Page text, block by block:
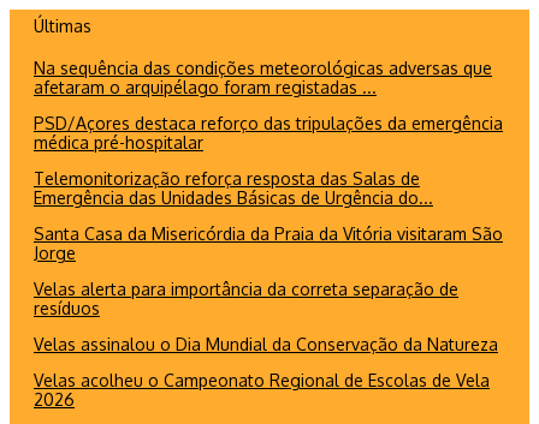
conteúdo
Últimas
Na sequência das condições meteorológicas adversas que
afetaram o arquipélago foram registadas ...
PSD/Açores destaca reforço das tripulações da emergência
médica pré-hospitalar
Telemonitorização reforça resposta das Salas de
Emergência das Unidades Básicas de Urgência do...
Santa Casa da Misericórdia da Praia da Vitória visitaram São
Jorge
Velas alerta para importância da correta separação de
resíduos
Velas assinalou o Dia Mundial da Conservação da Natureza
Velas acolheu o Campeonato Regional de Escolas de Vela
2026